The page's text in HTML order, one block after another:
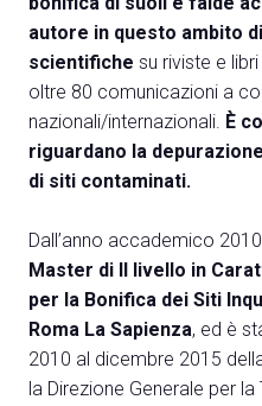
autore in questo ambito
scientifiche su riviste e
oltre 80 comunicazioni a
nazionali/internazionali. È
riguardano la
di siti contaminati.
Dall’anno accademico
Master di II livello in
per la Bonifica dei Siti
Roma La Sapienza, ed è
2010 al dicembre 2015
la Direzione Generale per